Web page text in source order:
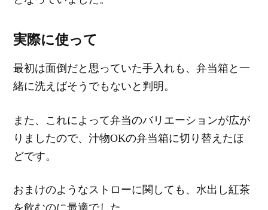
実際に使って
最初は面倒だと思っていた手入れも、弁当箱と一
緒に洗えばそうでもないと判明。
また、これによって弁当のバリエーションが広が
りましたので、汁物OKの弁当箱に切り替えたほ
どです。
おまけのようなストローに関しても、水出し紅茶